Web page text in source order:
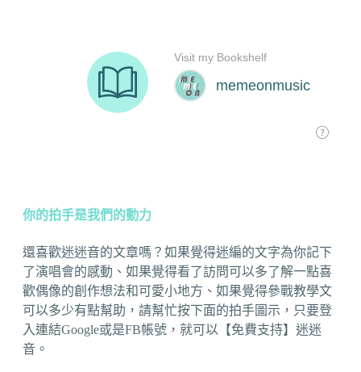
你的拍手是我們的動力
還喜歡迷迷音的文章嗎？如果覺得迷編的文字為你記下
了演唱會的感動、如果覺得看了訪問可以多了解一點喜
歡偶像的創作想法和可愛小地方、如果覺得參戰教學文
可以多少有點幫助，請幫忙按下面的拍手圖示，只要登
入連結Google或是FB帳號，就可以【免費支持】迷迷
音。